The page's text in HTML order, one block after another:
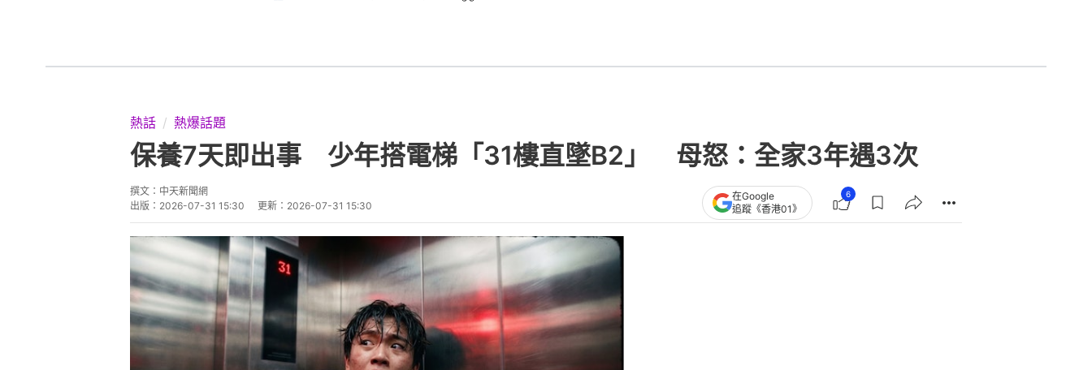
熱話 熱爆話題
保養7天即出事 少年搭電梯「31樓直墜B2」 母怒：全家3年遇3次
撰文： 中天新聞網
出版： 2026-07-31 15:30 更新： 2026-07-31 15:30
在Google
追蹤《香港01》
6